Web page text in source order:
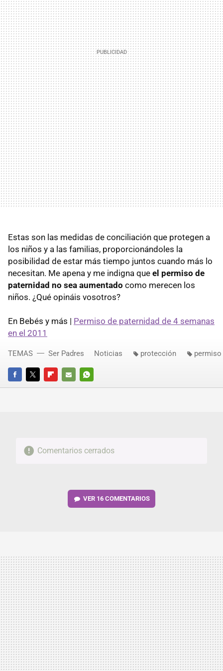
Estas son las medidas de conciliación que protegen a
los niños y a las familias, proporcionándoles la
posibilidad de estar más tiempo juntos cuando más lo
necesitan. Me apena y me indigna que el permiso de
paternidad no sea aumentado como merecen los
niños. ¿Qué opináis vosotros?
En Bebés y más | Permiso de paternidad de 4 semanas
en el 2011
FACEBOOKTWITTERFLIPBOARD
E-
WHATSAPP
TEMAS Ser Padres Noticias protección permiso
Comentarios cerrados
VER 16 COMENTARIOS